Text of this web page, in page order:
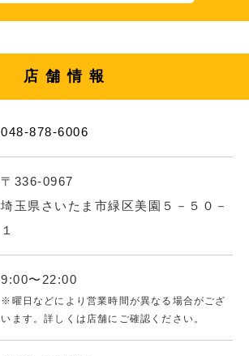
店舗情報
048-878-6006
〒336-0967
埼玉県さいたま市緑区美園５－５０－
１
9:00〜22:00
※曜日などにより営業時間が異なる場合がござ
います。詳しくは店舗にご確認ください。